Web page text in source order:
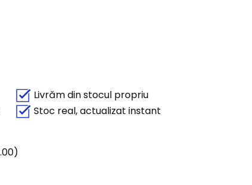
Livrăm din stocul propriu
Stoc real, actualizat instant